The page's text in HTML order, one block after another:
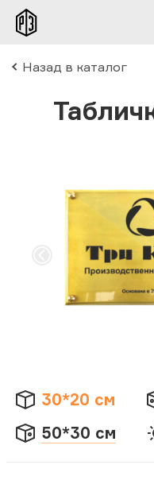
Назад в каталог
30*20 см
50*30 см